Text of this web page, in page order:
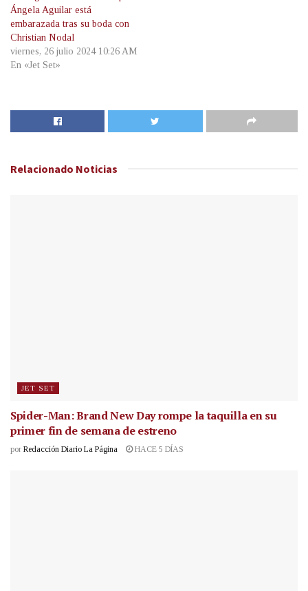
Ángela Aguilar está
embarazada tras su boda con
Christian Nodal
viernes, 26 julio 2024 10:26 AM
En «Jet Set»
Relacionado Noticias
JET SET
Spider-Man: Brand New Day rompe la taquilla en su
primer fin de semana de estreno
por Redacción Diario La Página HACE 5 DÍAS